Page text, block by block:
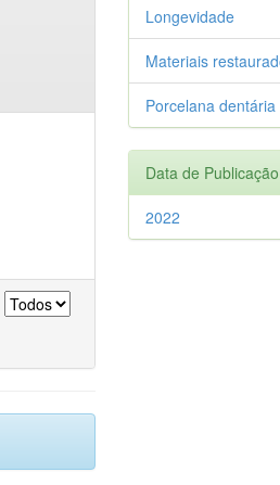
Longevidade
Materiais
Porcelana dentária
Data de Publicação
2022